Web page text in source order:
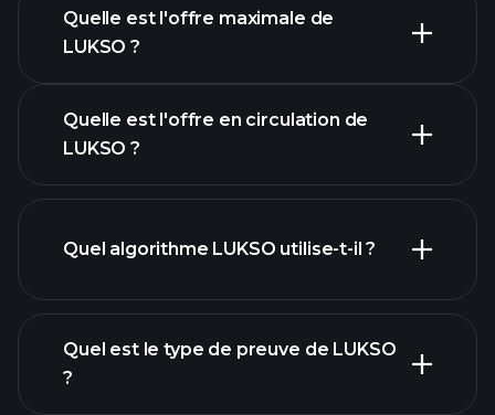
graphique LUKSO
Quelle est l'offre maximale de
LUKSO ?
Quelle est l'offre en circulation de
LUKSO ?
Quel algorithme LUKSO utilise-t-il ?
Quel est le type de preuve de LUKSO
?